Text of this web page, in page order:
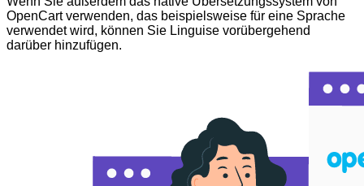
OpenCart verwenden, das beispielsweise für eine Sprache
verwendet wird, können Sie Linguise vorübergehend
darüber hinzufügen.